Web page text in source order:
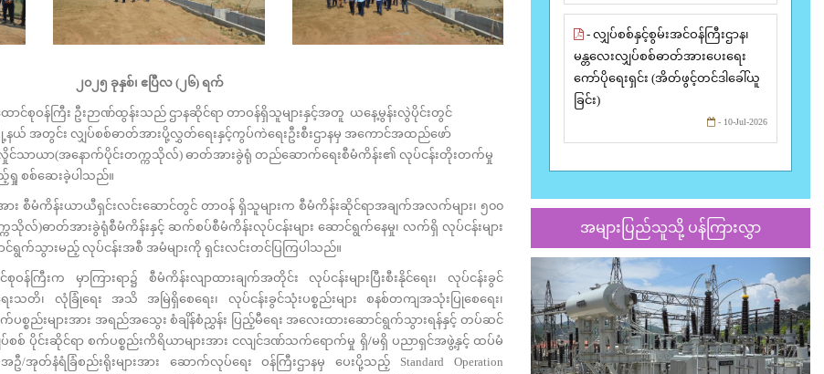
၂၀၂၅ ခုနှစ်၊ ဧပြီလ (၂၆) ရက်
ထောင်စုဝန်ကြီး ဦးဉာဏ်ထွန်းသည် ဌာနဆိုင်ရာ တာဝန်ရှိသူများနှင့်အတူ ယနေ့မွန်းလွဲပိုင်းတွင်
နယ် အတွင်း လျှပ်စစ်ဓာတ်အားပို့လွှတ်ရေးနှင့်ကွပ်ကဲရေးဦးစီးဌာနမှ အကောင်အထည်ဖော်
သာယာ(အနောက်ပိုင်းတက္ကသိုလ်) ဓာတ်အားခွဲရုံ တည်ဆောက်ရေးစီမံကိန်း၏ လုပ်ငန်းတိုးတက်မှု
ည့်ရှု စစ်ဆေးခဲ့ပါသည်။
ား စီမံကိန်းယာယီရှင်းလင်းဆောင်တွင် တာဝန် ရှိသူများက စီမံကိန်းဆိုင်ရာအချက်အလက်များ၊ ၅၀၀
လ်)ဓာတ်အားခွဲရုံစီမံကိန်းနှင့် ဆက်စပ်စီမံကိန်းလုပ်ငန်းများ ဆောင်ရွက်နေမှု၊ လက်ရှိ လုပ်ငန်းများ
က်သွားမည့် လုပ်ငန်းအစီ အမံများကို ရှင်းလင်းတင်ပြကြပါသည်။
ကြီးက မှာကြားရာ၌ စီမံကိန်းလျာထားချက်အတိုင်း လုပ်ငန်းများပြီးစီးနိုင်ရေး၊ လုပ်ငန်းခွင်
ေးသတိ၊ လုံခြုံရေး အသိ အမြဲရှိစေရေး၊ လုပ်ငန်းခွင်သုံးပစ္စည်းများ စနစ်တကျအသုံးပြုစေရေး၊
စည်းများအား အရည်အသွေး စံချိန်စံညွှန်း ပြည့်မီရေး အလေးထားဆောင်ရွက်သွားရန်နှင့် တပ်ဆင်
ျှပ်စစ် ပိုင်းဆိုင်ရာ စက်ပစ္စည်းကိရိယာများအား ငလျင်ဒဏ်သက်ရောက်မှု ရှိ/မရှိ ပညာရှင်အဖွဲ့နှင့် ထပ်မံ
တ်နံရံခြံစည်းရိုးများအား ဆောက်လုပ်ရေး ဝန်ကြီးဌာနမှ ပေးပို့သည့် Standard Operation
- လျှပ်စစ်နှင့်စွမ်းအင်ဝန်ကြီးဌာန၊
မန္တလေးလျှပ်စစ်ဓာတ်အားပေးရေး
ကော်ပိုရေးရှင်း (အိတ်ဖွင့်တင်ဒါခေါ်ယူ
ခြင်း)
- 10-Jul-2026
အများပြည်သူသို့ ပန်ကြားလွှာ
Previous Next